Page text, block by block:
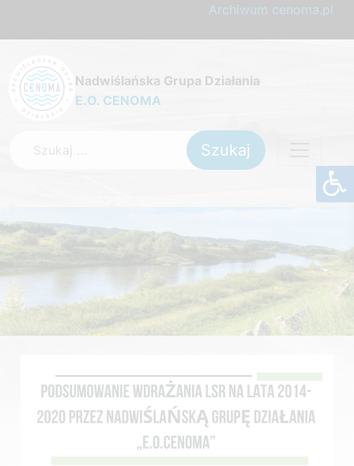
Archiwum cenoma.pl
Nadwiślańska Grupa Działania
E.O. CENOMA